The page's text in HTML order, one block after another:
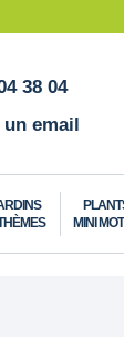
38 04
email
MINI